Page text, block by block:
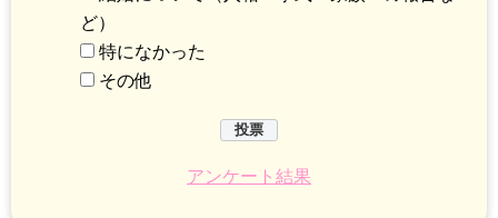
ど）
特になかった
その他
アンケート結果